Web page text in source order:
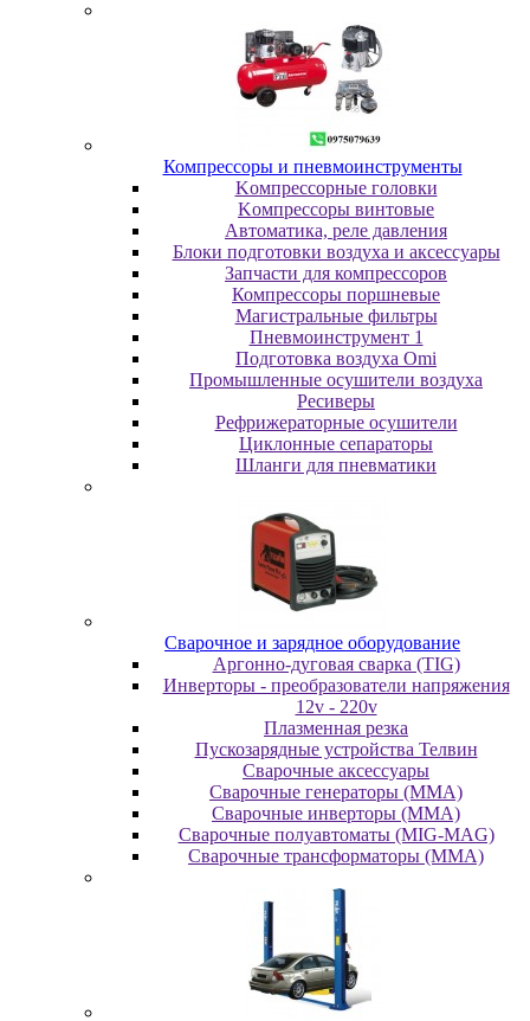
Компрессоры и пневмоинструменты
Koмпpeccopныe гoлoвки
Koмпpeccopы винтoвыe
Автоматика, реле давления
Блоки подготовки воздуха и аксессуары
Запчасти для компрессоров
Компрессоры поршневые
Магистральные фильтры
Пневмоинструмент 1
Подготовка воздуха Omi
Промышленные осушители воздуха
Ресиверы
Рефрижераторные осушители
Циклонные сепараторы
Шланги для пневматики
Cвapoчнoe и зарядное оборудование
Аргонно-дуговая сварка (TIG)
Инверторы - преобразователи напряжения
12v - 220v
Плазменная резка
Пускозарядные устройства Телвин
Сварочные аксессуары
Сварочные генераторы (MMA)
Сварочные инверторы (MMA)
Сварочные полуавтоматы (MIG-MAG)
Сварочные трансформаторы (MMA)